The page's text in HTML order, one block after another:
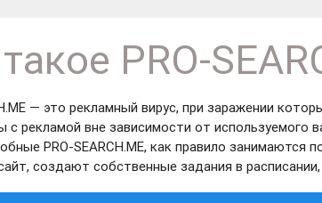
PRO-
— это рекламный вирус, при заражении
с рекламой вне зависимости от используемого
PRO-SEARCH.ME, как правило
создают собственные задания в